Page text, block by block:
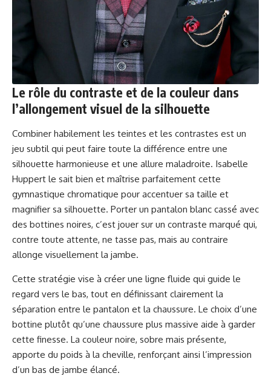
Le rôle du contraste et de la couleur dans
l’allongement visuel de la silhouette
Combiner habilement les teintes et les contrastes est un
jeu subtil qui peut faire toute la différence entre une
silhouette harmonieuse et une allure maladroite. Isabelle
Huppert le sait bien et maîtrise parfaitement cette
gymnastique chromatique pour accentuer sa taille et
magnifier sa silhouette. Porter un pantalon blanc cassé avec
des bottines noires, c’est jouer sur un contraste marqué qui,
contre toute attente, ne tasse pas, mais au contraire
allonge visuellement la jambe.
Cette stratégie vise à créer une ligne fluide qui guide le
regard vers le bas, tout en définissant clairement la
séparation entre le pantalon et la chaussure. Le choix d’une
bottine plutôt qu’une chaussure plus massive aide à garder
cette finesse. La couleur noire, sobre mais présente,
apporte du poids à la cheville, renforçant ainsi l’impression
d’un bas de jambe élancé.